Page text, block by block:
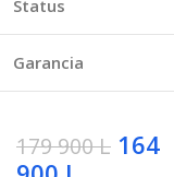
Status
Garancia
179 900L 164